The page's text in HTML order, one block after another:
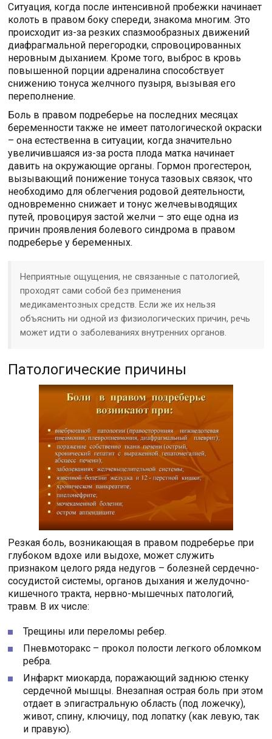
Ситуация, когда после интенсивной пробежки начинает
колоть в правом боку спереди, знакома многим. Это
происходит из-за резких спазмообразных движений
диафрагмальной перегородки, спровоцированных
неровным дыханием. Кроме того, выброс в кровь
повышенной порции адреналина способствует
снижению тонуса желчного пузыря, вызывая его
переполнение.
Боль в правом подреберье на последних месяцах
беременности также не имеет патологической окраски
– она естественна в ситуации, когда значительно
увеличившаяся из-за роста плода матка начинает
давить на окружающие органы. Гормон прогестерон,
вызывающий понижение тонуса тазовых связок, что
необходимо для облегчения родовой деятельности,
одновременно снижает и тонус желчевыводящих
путей, провоцируя застой желчи – это еще одна из
причин проявления болевого синдрома в правом
подреберье у беременных.
Неприятные ощущения, не связанные с патологией,
проходят сами собой без применения
медикаментозных средств. Если же их нельзя
объяснить ни одной из физиологических причин, речь
может идти о заболеваниях внутренних органов.
Патологические причины
Резкая боль, возникающая в правом подреберье при
глубоком вдохе или выдохе, может служить
признаком целого ряда недугов – болезней сердечно-
сосудистой системы, органов дыхания и желудочно-
кишечного тракта, нервно-мышечных патологий,
травм. В их числе:
Трещины или переломы ребер.
Пневмоторакс – прокол полости легкого обломком
ребра.
Инфаркт миокарда, поражающий заднюю стенку
сердечной мышцы. Внезапная острая боль при этом
отдает в эпигастральную область (под ложечку),
живот, спину, ключицу, под лопатку (как левую, так
и правую).